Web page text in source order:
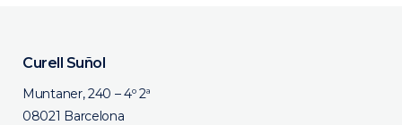
Curell Suñol
Muntaner, 240 – 4º 2ª
08021 Barcelona